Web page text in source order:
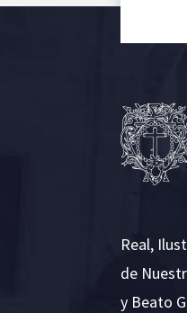
Real,
de
y Beato